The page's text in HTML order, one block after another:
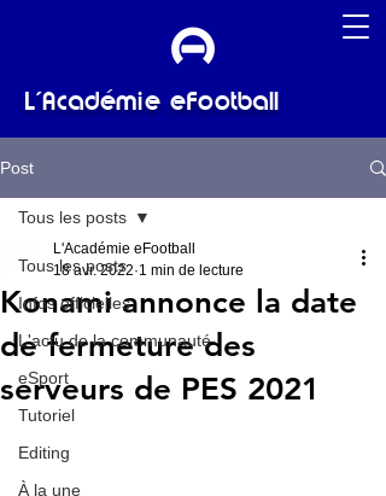
L'Académie eFootball
Post
Tous les posts
Infos officielles
L'actu de la communauté
eSport
Tutoriel
Editing
À la une
Tous les posts
Konami annonce la date
de fermeture des
serveurs de PES 2021
L'Académie eFootball
18 avr. 2022 1 min de lecture